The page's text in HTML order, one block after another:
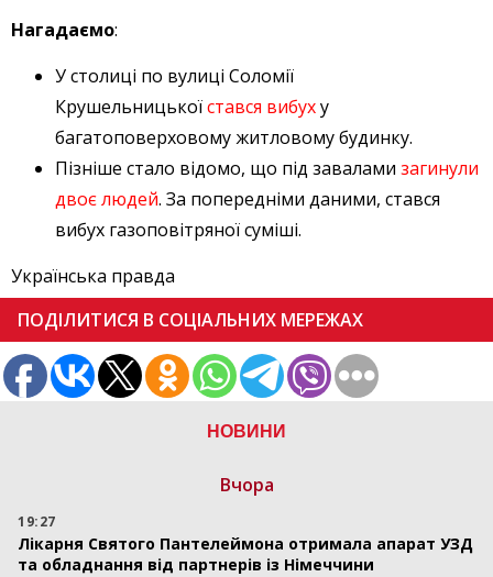
НОВИНИ
Вчора
19:27
Лікарня Святого Пантелеймона отримала апарат УЗД
та обладнання від партнерів із Німеччини
Нагадаємо:
У столиці по вулиці Соломії
Крушельницькоїстався вибуху
багатоповерховому житловому будинку.
Пізніше стало відомо, що під завалами загинули
двоє людей. За попередніми даними, стався
вибух газоповітряної суміші.
Українська правда
ПОДІЛИТИСЯ В СОЦІАЛЬНИХ МЕРЕЖАХ